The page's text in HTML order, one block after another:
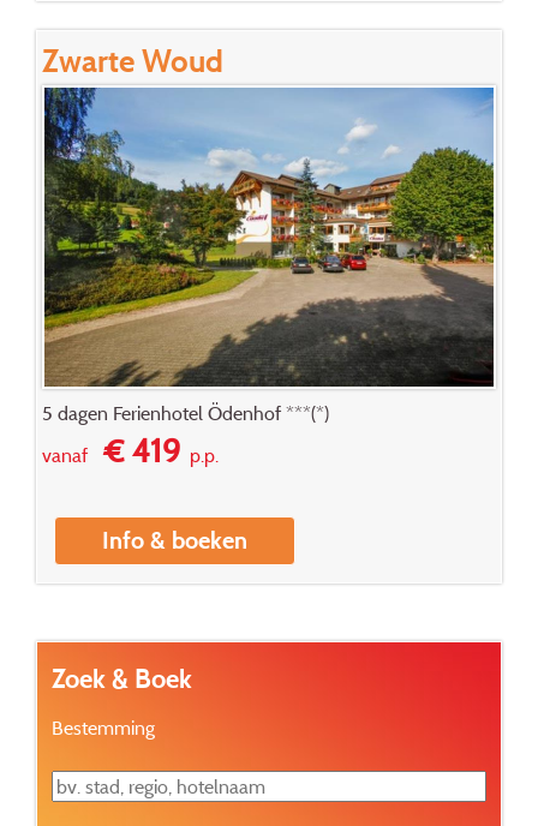
Zwarte Woud
5 dagen Ferienhotel Ödenhof ***(*)
vanaf€ 419p.p.
Info & boeken
Zoek & Boek
Bestemming